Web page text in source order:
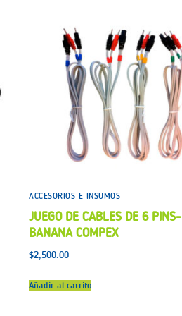
ACCESORIOS E INSUMOS
JUEGO DE CABLES DE 6 PINS-
BANANA COMPEX
$2,500.00
Añadir al carrito